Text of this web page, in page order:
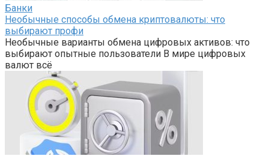
Банки
Необычные способы обмена криптовалюты: что
выбирают профи
Необычные варианты обмена цифровых активов: что
выбирают опытные пользователи В мире цифровых
валют всё